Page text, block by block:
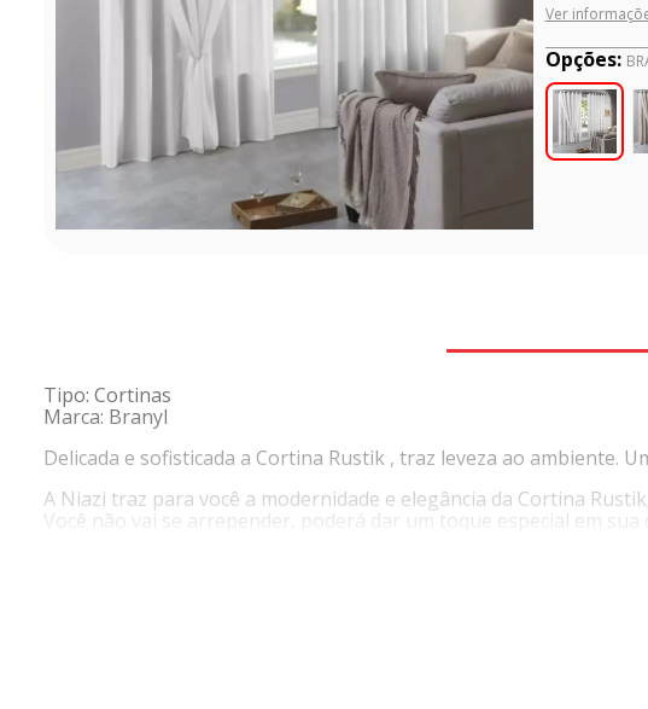
Ver
Opções:
Tipo: Cortinas
Marca: Branyl
Delicada e sofisticada a Cortina Rustik , traz leveza ao ambiente.
A Niazi traz para você a modernidade e elegância da Cortina
Você não vai se arrepender, poderá dar um toque especial em sua